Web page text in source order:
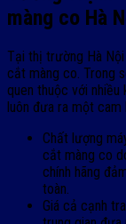
màng co Hà
Tại thị trường Hà
cắt màng co. Trong
quen thuộc với nhiều
luôn đưa ra một cam
Chất lượng
cắt màng co
chính hãng
toàn.
Giá cả cạnh